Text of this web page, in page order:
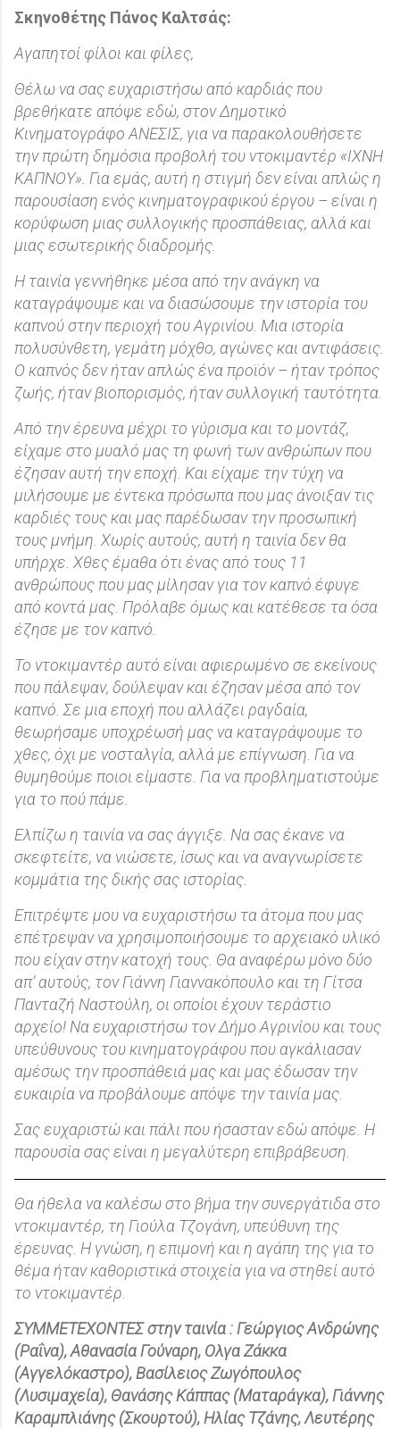
Σκηνοθέτης Πάνος Καλτσάς:
Αγαπητοί φίλοι και φίλες,
Θέλω να σας ευχαριστήσω από καρδιάς που
βρεθήκατε απόψε εδώ, στον Δημοτικό
Κινηματογράφο ΑΝΕΣΙΣ, για να παρακολουθήσετε
την πρώτη δημόσια προβολή του ντοκιμαντέρ «ΙΧΝΗ
ΚΑΠΝΟΥ». Για εμάς, αυτή η στιγμή δεν είναι απλώς η
παρουσίαση ενός κινηματογραφικού έργου – είναι η
κορύφωση μιας συλλογικής προσπάθειας, αλλά και
μιας εσωτερικής διαδρομής.
Η ταινία γεννήθηκε μέσα από την ανάγκη να
καταγράψουμε και να διασώσουμε την ιστορία του
καπνού στην περιοχή του Αγρινίου. Μια ιστορία
πολυσύνθετη, γεμάτη μόχθο, αγώνες και αντιφάσεις.
Ο καπνός δεν ήταν απλώς ένα προϊόν – ήταν τρόπος
ζωής, ήταν βιοπορισμός, ήταν συλλογική ταυτότητα.
Από την έρευνα μέχρι το γύρισμα και το μοντάζ,
είχαμε στο μυαλό μας τη φωνή των ανθρώπων που
έζησαν αυτή την εποχή. Και είχαμε την τύχη να
μιλήσουμε με έντεκα πρόσωπα που μας άνοιξαν τις
καρδιές τους και μας παρέδωσαν την προσωπική
τους μνήμη. Χωρίς αυτούς, αυτή η ταινία δεν θα
υπήρχε. Χθες έμαθα ότι ένας από τους 11
ανθρώπους που μας μίλησαν για τον καπνό έφυγε
από κοντά μας. Πρόλαβε όμως και κατέθεσε τα όσα
έζησε με τον καπνό.
Το ντοκιμαντέρ αυτό είναι αφιερωμένο σε εκείνους
που πάλεψαν, δούλεψαν και έζησαν μέσα από τον
καπνό. Σε μια εποχή που αλλάζει ραγδαία,
θεωρήσαμε υποχρέωσή μας να καταγράψουμε το
χθες, όχι με νοσταλγία, αλλά με επίγνωση. Για να
θυμηθούμε ποιοι είμαστε. Για να προβληματιστούμε
για το πού πάμε.
Ελπίζω η ταινία να σας άγγιξε. Να σας έκανε να
σκεφτείτε, να νιώσετε, ίσως και να αναγνωρίσετε
κομμάτια της δικής σας ιστορίας.
Επιτρέψτε μου να ευχαριστήσω τα άτομα που μας
επέτρεψαν να χρησιμοποιήσουμε το αρχειακό υλικό
που είχαν στην κατοχή τους. Θα αναφέρω μόνο δύο
απ’ αυτούς, τον Γιάννη Γιαννακόπουλο και τη Γίτσα
Πανταζή Ναστούλη, οι οποίοι έχουν τεράστιο
αρχείο! Να ευχαριστήσω τον Δήμο Αγρινίου και τους
υπεύθυνους του κινηματογράφου που αγκάλιασαν
αμέσως την προσπάθειά μας και μας έδωσαν την
ευκαιρία να προβάλουμε απόψε την ταινία μας.
Σας ευχαριστώ και πάλι που ήσασταν εδώ απόψε. Η
παρουσία σας είναι η μεγαλύτερη επιβράβευση.
Θα ήθελα να καλέσω στο βήμα την συνεργάτιδα στο
ντοκιμαντέρ, τη Γιούλα Τζογάνη, υπεύθυνη της
έρευνας. Η γνώση, η επιμονή και η αγάπη της για το
θέμα ήταν καθοριστικά στοιχεία για να στηθεί αυτό
το ντοκιμαντέρ.
ΣΥΜΜΕΤΕΧΟΝΤΕΣ στην ταινία : Γεώργιος Ανδρώνης
(Ραΐνα), Αθανασία Γούναρη, Ολγα Ζάκκα
(Αγγελόκαστρο), Βασίλειος Ζωγόπουλος
(Λυσιμαχεία), Θανάσης Κάππας (Ματαράγκα), Γιάννης
Καραμπλιάνης (Σκουρτού), Ηλίας Τζάνης, Λευτέρης